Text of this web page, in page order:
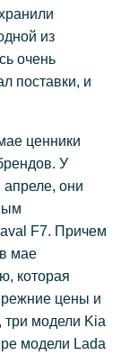
из
очень
поставки, и
ценники
У
апреле, они
F7. Причем
мае
которая
цены и
модели Kia
модели Lada